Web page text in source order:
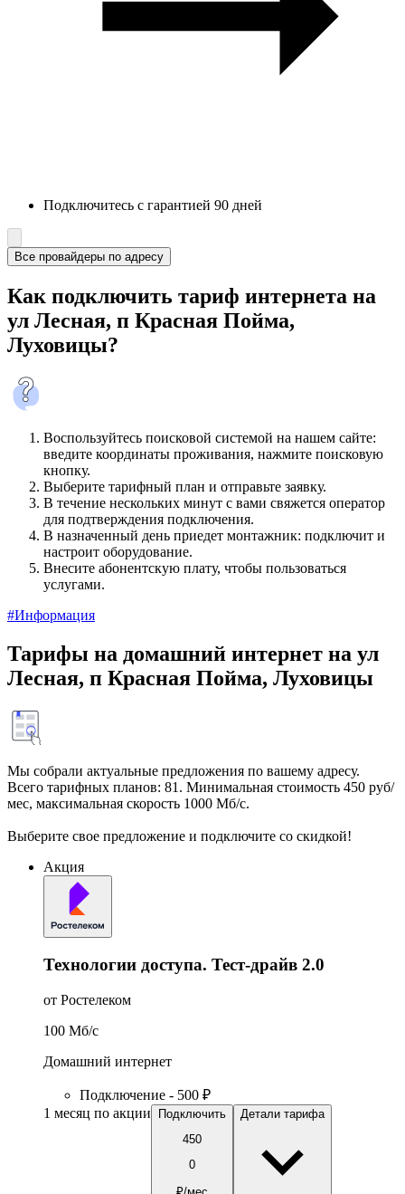
Подключитесь с гарантией 90 дней
Все провайдеры по адресу
Как подключить тариф интернета на
ул Лесная, п Красная Пойма,
Луховицы?
Воспользуйтесь поисковой системой на нашем сайте:
введите координаты проживания, нажмите поисковую
кнопку.
Выберите тарифный план и отправьте заявку.
В течение нескольких минут с вами свяжется оператор
для подтверждения подключения.
В назначенный день приедет монтажник: подключит и
настроит оборудование.
Внесите абонентскую плату, чтобы пользоваться
услугами.
#Информация
Тарифы на домашний интернет на ул
Лесная, п Красная Пойма, Луховицы
Мы собрали актуальные предложения по вашему адресу.
Всего тарифных планов: 81. Минимальная стоимость 450 руб/
мес, максимальная скорость 1000 Мб/с.
Выберите свое предложение и подключите со скидкой!
Акция
Технологии доступа. Тест-драйв 2.0
от Ростелеком
100 Мб/c
Домашний интернет
Подключение - 500 ₽
1 месяц по акции
Подключить
450
0
Детали тарифа